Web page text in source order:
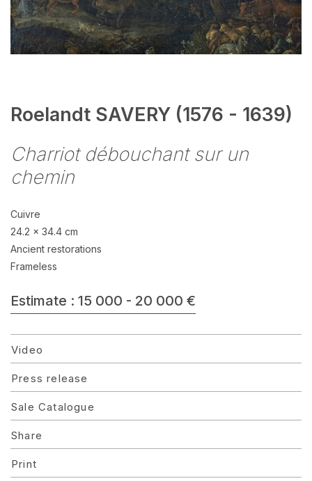
Roelandt SAVERY (1576 - 1639)
Charriot débouchant sur un
chemin
Cuivre
24.2 x 34.4 cm
Ancient restorations
Frameless
Estimate : 15 000 - 20 000 €
Video
Press release
Sale Catalogue
Share
Print